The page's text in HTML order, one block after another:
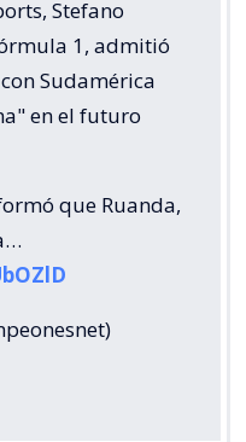
Stefano
1, admitió
Sudamérica
en el futuro
que Ruanda,